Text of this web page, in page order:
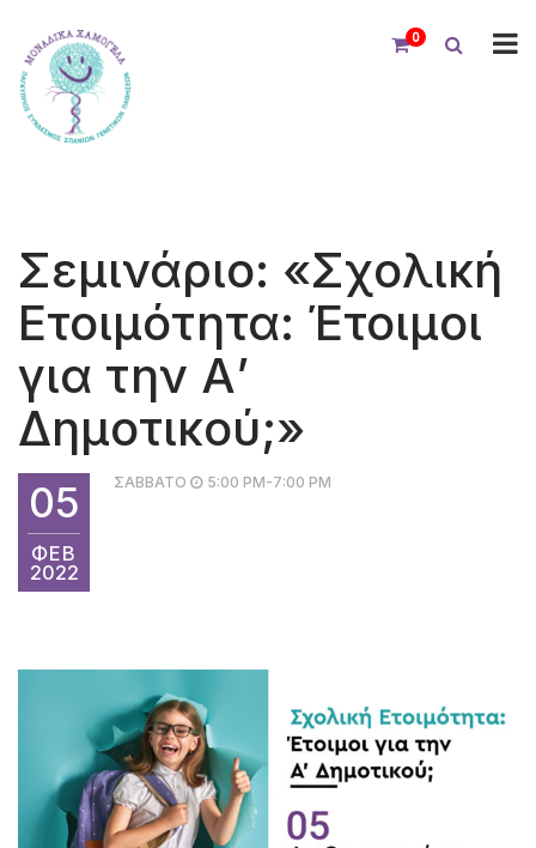
0
Σεμινάριο: «Σχολική
Ετοιμότητα: Έτοιμοι
για την Α’
Δημοτικού;»
05
ΦΕΒ
2022
ΣΑΒΒΑΤΟ 5:00 PM-7:00 PM